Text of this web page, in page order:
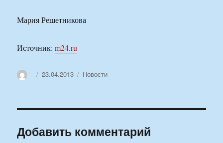
Мария Решетникова
Источник:m24.ru
АвторОпубликовано
23.04.2013 Рубрики
Новости
Добавить комментарий